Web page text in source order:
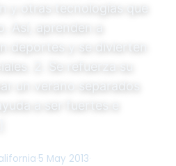
y otras tecnologías que
Así, aprenden a
deportes y se divierten
2. Se refuerza su
un verano separados
a ser fuertes e
5 May 2013